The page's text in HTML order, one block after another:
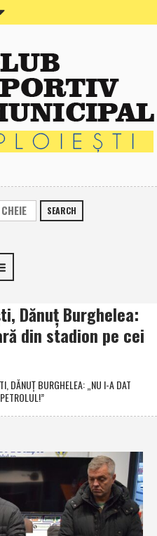
SEARCH
Dănuţ Burghelea:
din stadion pe cei
DĂNUŢ BURGHELEA: „NU I-A DAT